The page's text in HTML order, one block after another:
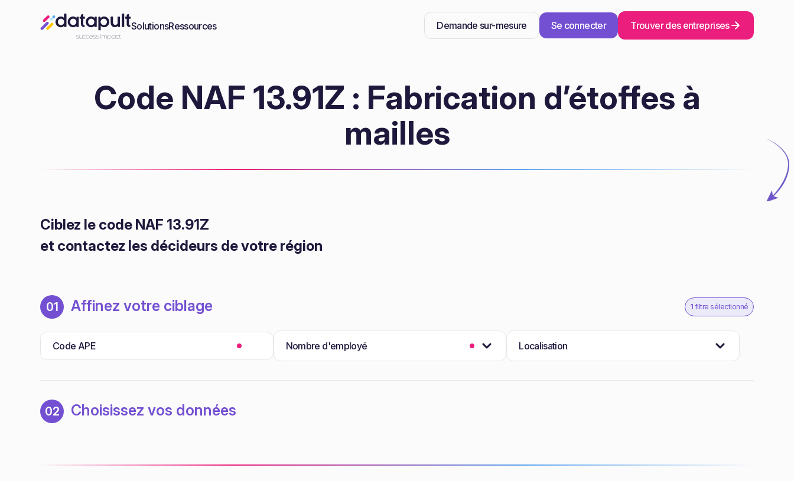
SolutionsRessources Demande sur-mesure Se connecter Trouver des entreprises
Code NAF 13.91Z : Fabrication d’étoffes à
mailles
Ciblez le code NAF 13.91Z
et contactez les décideurs de votre région
01 Affinez votre ciblage 1 filtre sélectionné
Code APE Nombre d'employé Localisation
02 Choisissez vos données